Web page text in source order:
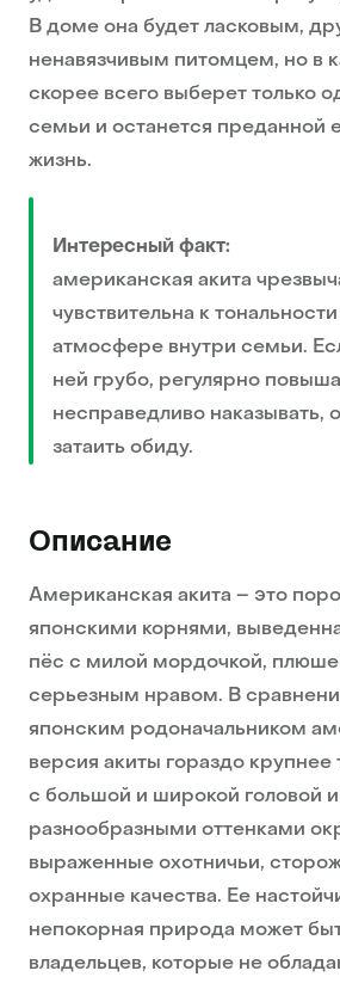
В доме она будет ласковым,
ненавязчивым питомцем, но в
скорее всего выберет только
семьи и останется преданной
жизнь.
Интересный факт:
американская акита
чувствительна к
атмосфере внутри семьи.
ней грубо, регулярно
несправедливо наказывать,
затаить обиду.
Описание
Американская акита – это
японскими корнями,
пёс с милой мордочкой,
серьезным нравом. В
японским родоначальником
версия акиты гораздо
с большой и широкой головой
разнообразными оттенками
выраженные охотничьи,
охранные качества. Ее
непокорная природа может
владельцев, которые не